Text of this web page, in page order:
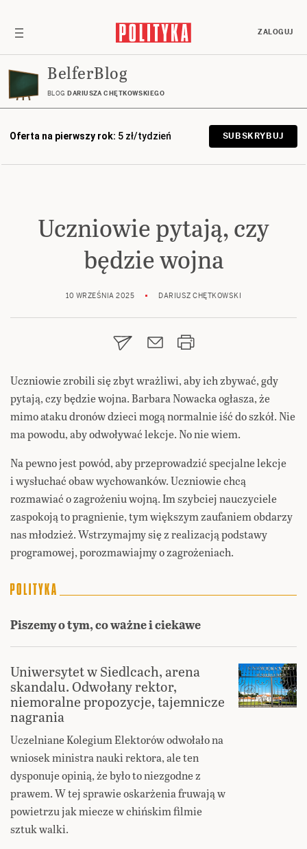
ZALOGUJ
BelferBlog
BLOG DARIUSZA CHĘTKOWSKIEGO
Oferta na pierwszy rok: 5 zł/tydzień SUBSKRYBUJ
Uczniowie pytają, czy
będzie wojna
10 WRZEŚNIA 2025 DARIUSZ CHĘTKOWSKI
Uczniowie zrobili się zbyt wrażliwi, aby ich zbywać, gdy
pytają, czy będzie wojna. Barbara Nowacka ogłasza, że
mimo ataku dronów dzieci mogą normalnie iść do szkół. Nie
ma powodu, aby odwoływać lekcje. No nie wiem.
Na pewno jest powód, aby przeprowadzić specjalne lekcje
i wysłuchać obaw wychowanków. Uczniowie chcą
rozmawiać o zagrożeniu wojną. Im szybciej nauczyciele
zaspokoją to pragnienie, tym większym zaufaniem obdarzy
nas młodzież. Wstrzymajmy się z realizacją podstawy
programowej, porozmawiajmy o zagrożeniach.
Piszemy o tym, co ważne i ciekawe
Uniwersytet w Siedlcach, arena
skandalu. Odwołany rektor,
niemoralne propozycje, tajemnicze
nagrania
Uczelniane Kolegium Elektorów odwołało na
wniosek ministra nauki rektora, ale ten
dysponuje opinią, że było to niezgodne z
prawem. W tej sprawie oskarżenia fruwają w
powietrzu jak miecze w chińskim filmie
sztuk walki.